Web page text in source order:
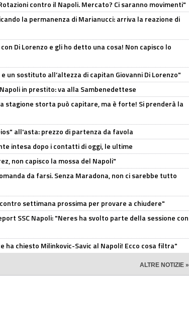
contro il Napoli. Mercato? Ci saranno movimenti"
la permanenza di Marianucci: arriva la reazione di
Di Lorenzo e gli ho detto una cosa! Non capisco lo
un sostituto all’altezza di capitan Giovanni Di Lorenzo"
Napoli in prestito: va alla Sambenedettese
stagione storta può capitare, ma è forte! Si prenderà la
all'asta: prezzo di partenza da favola
intesa dopo i contatti di oggi, le ultime
non capisco la mossa del Napoli"
da farsi. Senza Maradona, non ci sarebbe tutto
settimana prossima per provare a chiudere"
SSC Napoli: "Neres ha svolto parte della sessione con
ha chiesto Milinkovic-Savic al Napoli! Ecco cosa filtra"
ALTRE NOTIZIE »